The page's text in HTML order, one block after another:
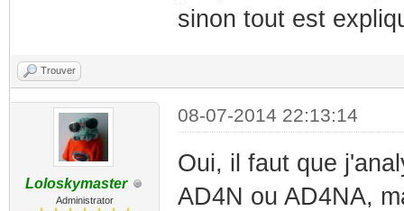
sinon tout est
Trouver
Loloskymaster
Administrator
08-07-2014 22:13:14
Oui, il faut que
AD4N ou AD4NA,